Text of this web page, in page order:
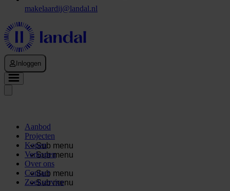
makelaardij@landal.nl
Inloggen
Aanbod
Projecten
Sub menu
Kopen
Sub menu
Verkopen
Over ons
Sub menu
Contact
Sub menu
Zoekservice